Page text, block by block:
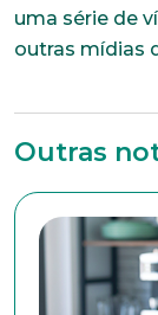
uma série de
outras mídias
Outras
*Campos
Telefone